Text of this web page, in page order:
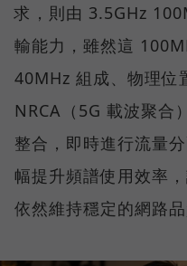
求，則由 3.5GHz
輸能力，雖然這
40MHz 組成、物理位
NRCA（5G 載波聚合
整合，即時進行流量
幅提升頻譜使用效率
依然維持穩定的網路品